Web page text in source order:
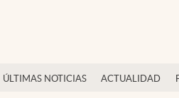
ÚLTIMAS NOTICIAS ACTUALIDAD
Actualidad